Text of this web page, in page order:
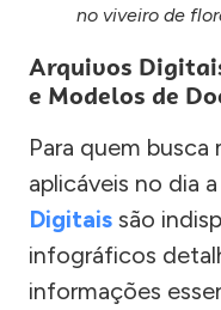
no viveiro de
Arquivos
e Modelos de
Para quem
aplicáveis no dia
Digitais são
infográficos
informações